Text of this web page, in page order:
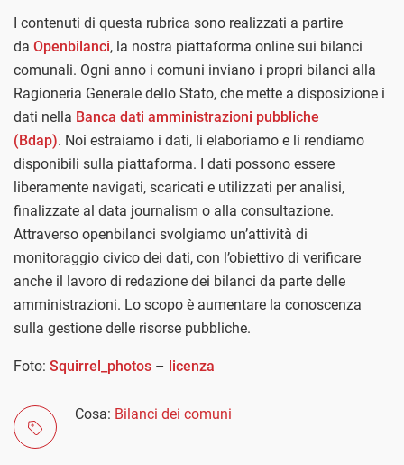
I contenuti di questa rubrica sono realizzati a partire
da Openbilanci, la nostra piattaforma online sui bilanci
comunali. Ogni anno i comuni inviano i propri bilanci alla
Ragioneria Generale dello Stato, che mette a disposizione i
dati nella Banca dati amministrazioni pubbliche
(Bdap). Noi estraiamo i dati, li elaboriamo e li rendiamo
disponibili sulla piattaforma. I dati possono essere
liberamente navigati, scaricati e utilizzati per analisi,
finalizzate al data journalism o alla consultazione.
Attraverso openbilanci svolgiamo un’attività di
monitoraggio civico dei dati, con l’obiettivo di verificare
anche il lavoro di redazione dei bilanci da parte delle
amministrazioni. Lo scopo è aumentare la conoscenza
sulla gestione delle risorse pubbliche.
Foto: Squirrel_photos – licenza
Cosa: Bilanci dei comuni